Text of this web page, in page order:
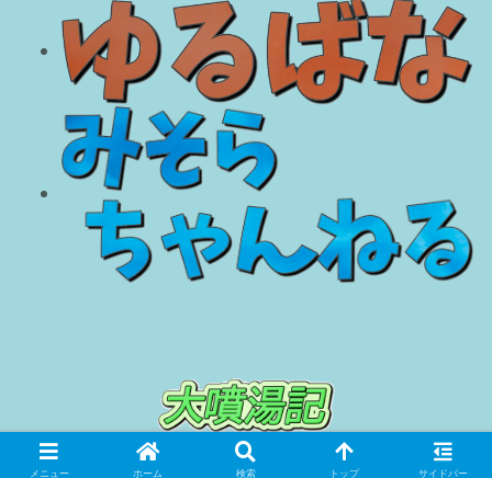
© 2018 大噴湯記.
メニュー ホーム 検索 トップ サイドバー